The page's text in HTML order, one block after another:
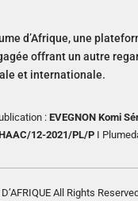
d’Afrique, une
offrant un autre
et internationale.
: EVEGNON Komi
12-2021/PL/PI
All Rights